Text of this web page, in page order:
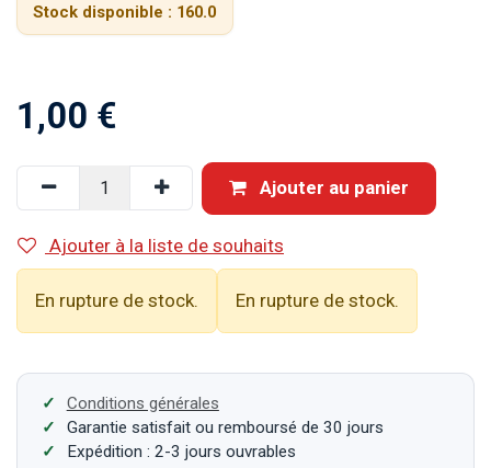
Stock disponible : 160.0
1,00 €
Ajouter au panier
Ajouter à la liste de souhaits
En rupture de stock. En rupture de stock.
Conditions générales
Garantie satisfait ou remboursé de 30 jours
Expédition : 2-3 jours ouvrables